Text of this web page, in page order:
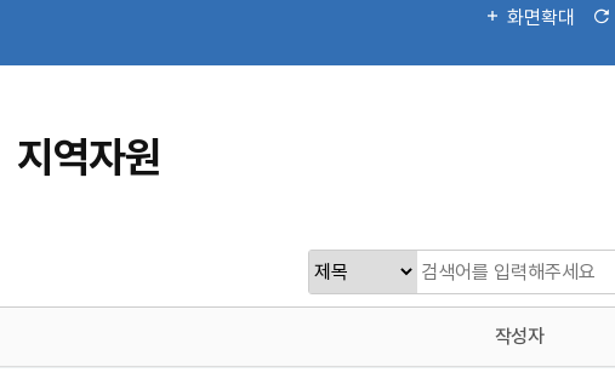
화면확대
지역자원
작성자